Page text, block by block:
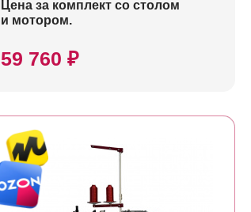
Цена за комплект со столом
и мотором.
59 760 ₽